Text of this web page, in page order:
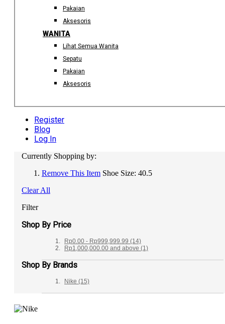
Pakaian
Aksesoris
WANITA
Lihat Semua Wanita
Sepatu
Pakaian
Aksesoris
Register
Blog
Log In
Currently Shopping by:
Remove This Item Shoe Size: 40.5
Clear All
Filter
Shop By Price
Rp0.00 - Rp999,999.99 (14)
Rp1,000,000.00 and above (1)
Shop By Brands
Nike (15)